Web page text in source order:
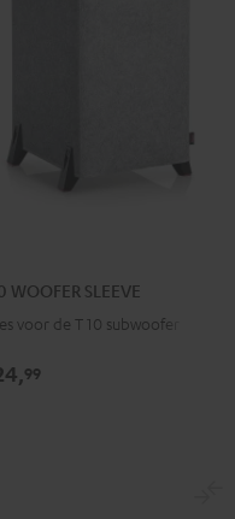
WOOFER
SLEEVE
WOOFER SLEEVE
voor de T 10 subwoofer
99